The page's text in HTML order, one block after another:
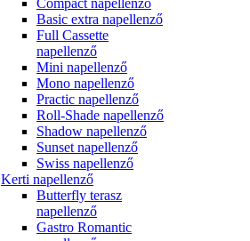
Compact napellenző
Basic extra napellenző
Full Cassette
napellenző
Mini napellenző
Mono napellenző
Practic napellenző
Roll-Shade napellenző
Shadow napellenző
Sunset napellenző
Swiss napellenző
Kerti napellenző
Butterfly terasz
napellenző
Gastro Romantic